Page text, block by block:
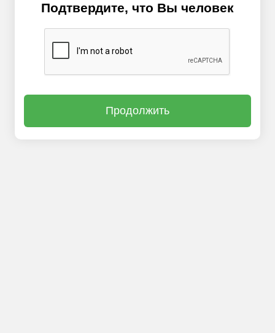
Подтвердите, что Вы человек
Продолжить